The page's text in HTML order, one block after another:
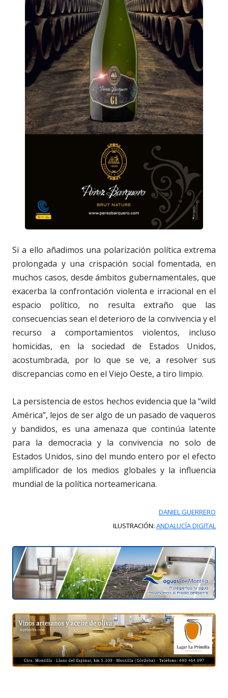
Si a ello añadimos una polarización política extrema
prolongada y una crispación social fomentada, en
muchos casos, desde ámbitos gubernamentales, que
exacerba la confrontación violenta e irracional en el
espacio político, no resulta extraño que las
consecuencias sean el deterioro de la convivencia y el
recurso a comportamientos violentos, incluso
homicidas, en la sociedad de Estados Unidos,
acostumbrada, por lo que se ve, a resolver sus
discrepancias como en el Viejo Oeste, a tiro limpio.
La persistencia de estos hechos evidencia que la “wild
América”, lejos de ser algo de un pasado de vaqueros
y bandidos, es una amenaza que continúa latente
para la democracia y la convivencia no solo de
Estados Unidos, sino del mundo entero por el efecto
amplificador de los medios globales y la influencia
mundial de la política norteamericana.
DANIEL GUERRERO
ILUSTRACIÓN: ANDALUCÍA DIGITAL